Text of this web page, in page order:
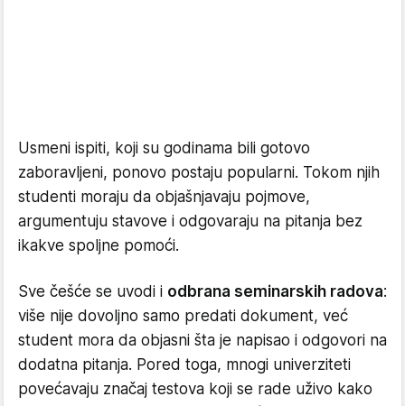
Usmeni ispiti, koji su godinama bili gotovo
zaboravljeni, ponovo postaju popularni. Tokom njih
studenti moraju da objašnjavaju pojmove,
argumentuju stavove i odgovaraju na pitanja bez
ikakve spoljne pomoći.
Sve češće se uvodi i odbrana seminarskih radova:
više nije dovoljno samo predati dokument, već
student mora da objasni šta je napisao i odgovori na
dodatna pitanja. Pored toga, mnogi univerziteti
povećavaju značaj testova koji se rade uživo kako